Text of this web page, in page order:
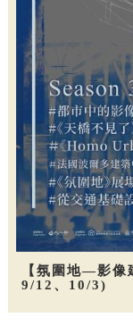
【氛圍地—影像
9/12、10/3)